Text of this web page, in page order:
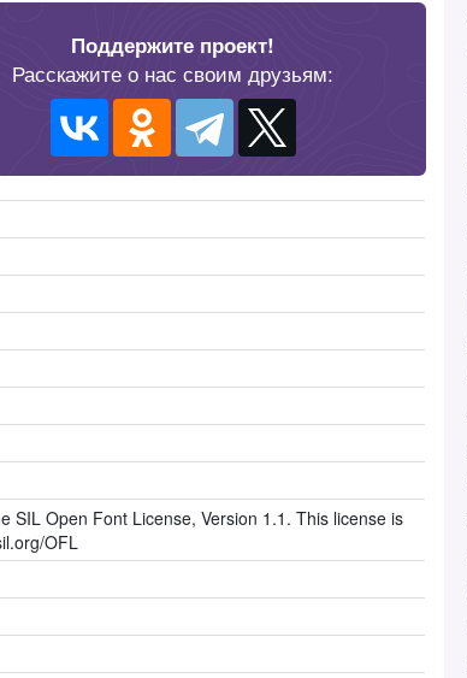
Поддержите проект!
Расскажите о нас своим друзьям:
SIL Open Font License, Version 1.1. This license is
OFL